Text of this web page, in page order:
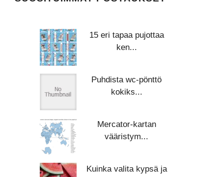
15 eri tapaa pujottaa
ken...
Puhdista wc-pönttö
kokiks...
Mercator-kartan
vääristym...
Kuinka valita kypsä ja